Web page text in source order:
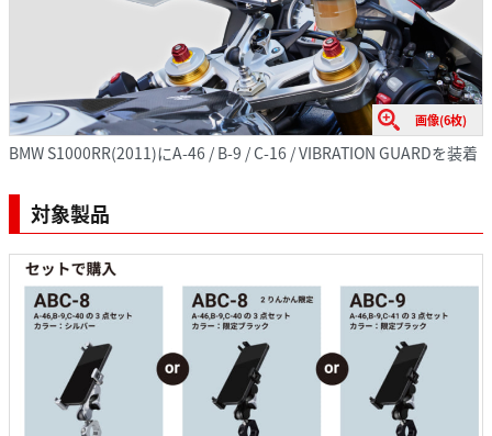
画像(6枚)
BMW S1000RR(2011)にA-46 / B-9 / C-16 / VIBRATION GUARDを装着
対象製品